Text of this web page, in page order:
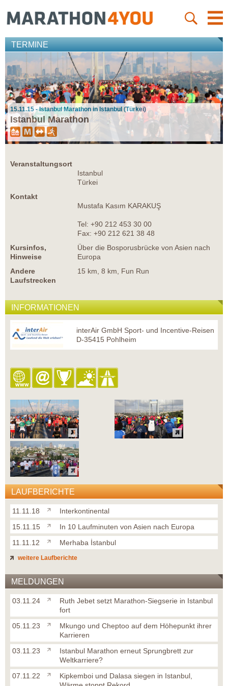
TERMINE
15.11.15 - Istanbul Marathon in Istanbul (Türkei)
Istanbul Marathon
Veranstaltungsort
Istanbul
Türkei
Kontakt
Mustafa Kasım KARAKUŞ
Tel: +90 212 453 30 00
Fax: +90 212 621 38 48
Kursinfos,
Hinweise
Über die Bosporusbrücke von Asien nach
Europa
Andere
Laufstrecken
15 km, 8 km, Fun Run
INFORMATIONEN
interAir GmbH Sport- und Incentive-Reisen
D-35415 Pohlheim
LAUFBERICHTE
11.11.18
Interkontinental
15.11.15
In 10 Laufminuten von Asien nach Europa
11.11.12
Merhaba İstanbul
weitere Laufberichte
MELDUNGEN
03.11.24
Ruth Jebet setzt Marathon-Siegserie in Istanbul
fort
05.11.23
Mkungo und Cheptoo auf dem Höhepunkt ihrer
Karrieren
03.11.23
Istanbul Marathon erneut Sprungbrett zur
Weltkarriere?
07.11.22
Kipkemboi und Dalasa siegen in Istanbul,